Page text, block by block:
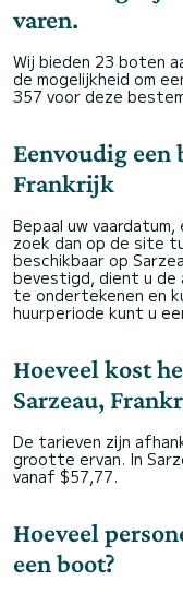
varen.
Wij bieden 23 boten
de mogelijkheid om
357 voor deze
Eenvoudig een
Frankrijk
Bepaal uw
zoek dan op de site
beschikbaar op
bevestigd, dient u
te ondertekenen en
huurperiode kunt u
Hoeveel kost
Sarzeau,
De tarieven zijn
grootte ervan. In
vanaf $57,77.
Hoeveel
een boot?